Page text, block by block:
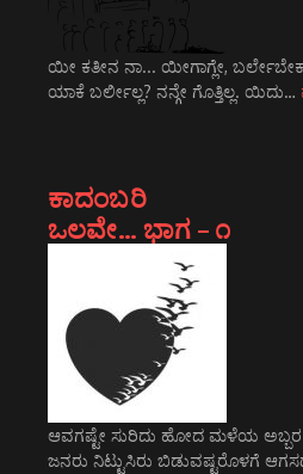
ಯೀ ಕತೀನ ನಾ... ಯೀಗಾಗ್ಲೇ,
ಯಾಕೆ ಬರ್ಲೀಲ್ಲ? ನನ್ಗೇ ಗೊತ್ತಿಲ್ಲ. ಯಿದು…
ಕಾದಂಬರಿ
ಒಲವೇ… ಭಾಗ – ೧
ಆವಗಷ್ಟೇ ಸುರಿದು ಹೋದ ಮಳೆಯ ಅಬ್ಬರ
ಜನರು ನಿಟ್ಟುಸಿರು ಬಿಡುವಷ್ಟರೊಳಗೆ